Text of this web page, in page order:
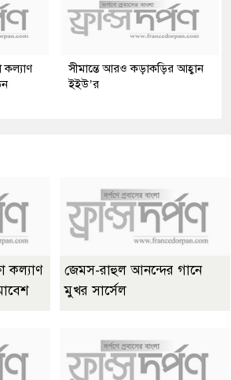
সীমান্তে আরও কড়াকড়ির আহ্বান
ইইউ’র
কল্যাণ
জেমস-রাহুল আনন্দের গানে
মুখর সার্সেল